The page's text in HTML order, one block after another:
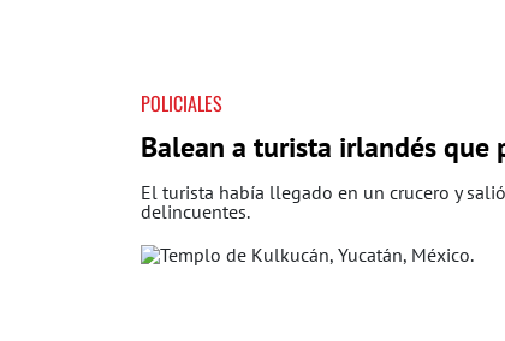
POLICIALES
Balean a turista irlandés que
El turista había llegado en un crucero y
delincuentes.